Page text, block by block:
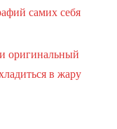
самих себя
оригинальный
в жару